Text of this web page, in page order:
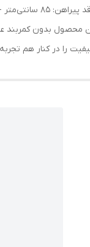
محصول بدون
را در کنار هم